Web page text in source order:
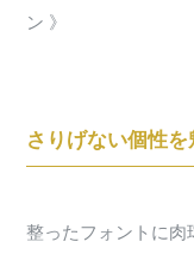
ン 》
さりげない個性
整ったフォントに